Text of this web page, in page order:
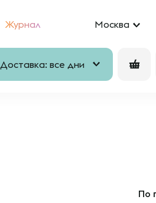
Журнал Москва
Доставка: все дни
По